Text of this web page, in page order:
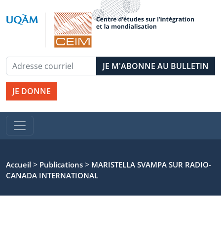
JE DONNE
Accueil > Publications > MARISTELLA SVAMPA SUR RADIO-
CANADA INTERNATIONAL